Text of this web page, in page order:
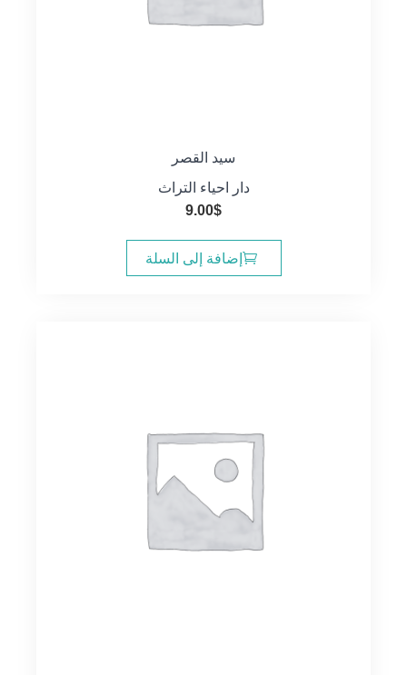
سيد القصر
دار احياء التراث
9.00$
إضافة إلى السلة